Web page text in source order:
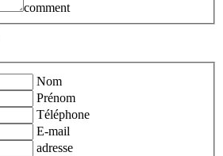
comment
Nom
Prénom
Téléphone
E-mail
adresse